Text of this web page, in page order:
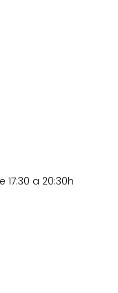
17:30 a 20:30h